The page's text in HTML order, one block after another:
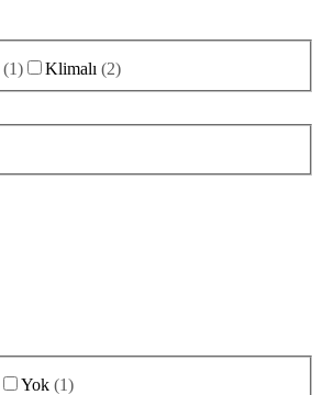
(1) Klimalı (2)
Yok (1)